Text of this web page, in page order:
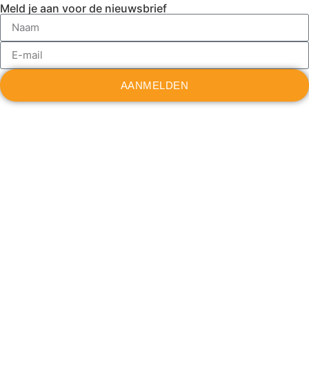
Meld je aan voor de nieuwsbrief
AANMELDEN